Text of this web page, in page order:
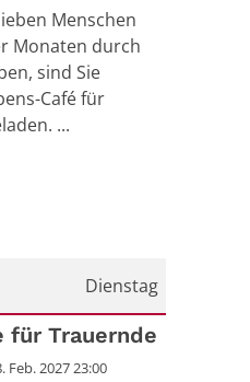
Menschen
Monaten durch
sind Sie
Café für
...
Dienstag
für Trauernde
Feb. 2027 23:00